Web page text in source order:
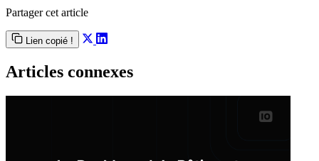
Partager cet article
Lien copié !
Articles connexes